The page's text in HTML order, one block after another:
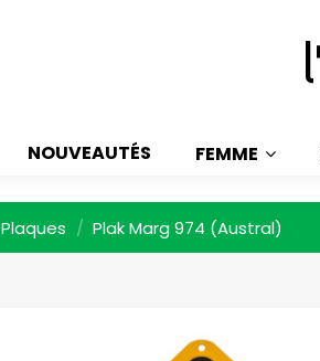
NOUVEAUTÉS FEMME
Plaques Plak Marg 974 (Austral)